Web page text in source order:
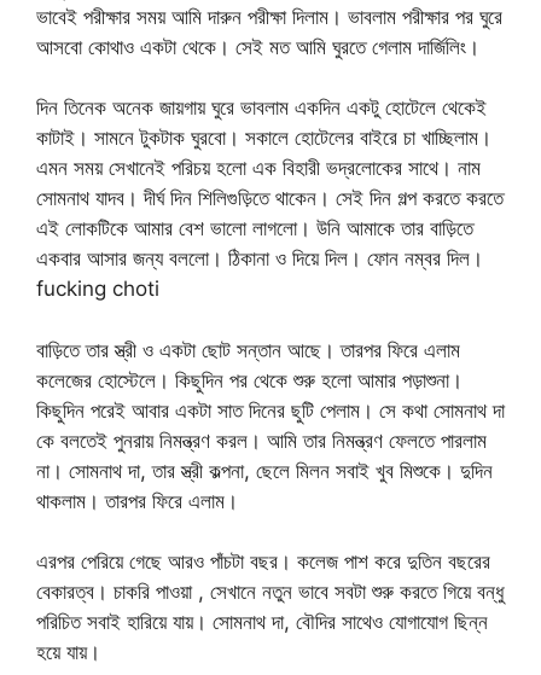
ভাবেই পরীক্ষার সময় আমি দারুন পরীক্ষা দিলাম। ভাবলাম পরীক্ষার পর ঘুরে
আসবো কোথাও একটা থেকে। সেই মত আমি ঘুরতে গেলাম দার্জিলিং।
দিন তিনেক অনেক জায়গায় ঘুরে ভাবলাম একদিন একটু হোটেলে থেকেই
কাটাই। সামনে টুকটাক ঘুরবো। সকালে হোটেলের বাইরে চা খাচ্ছিলাম।
এমন সময় সেখানেই পরিচয় হলো এক বিহারী ভদ্রলোকের সাথে। নাম
সোমনাথ যাদব। দীর্ঘ দিন শিলিগুড়িতে থাকেন। সেই দিন গল্প করতে করতে
এই লোকটিকে আমার বেশ ভালো লাগলো। উনি আমাকে তার বাড়িতে
একবার আসার জন্য বললো। ঠিকানা ও দিয়ে দিল। ফোন নম্বর দিল।
fucking choti
বাড়িতে তার স্ত্রী ও একটা ছোট সন্তান আছে। তারপর ফিরে এলাম
কলেজের হোস্টেলে। কিছুদিন পর থেকে শুরু হলো আমার পড়াশুনা।
কিছুদিন পরেই আবার একটা সাত দিনের ছুটি পেলাম। সে কথা সোমনাথ দা
কে বলতেই পুনরায় নিমন্ত্রণ করল। আমি তার নিমন্ত্রণ ফেলতে পারলাম
না। সোমনাথ দা, তার স্ত্রী কল্পনা, ছেলে মিলন সবাই খুব মিশুকে। দুদিন
থাকলাম। তারপর ফিরে এলাম।
এরপর পেরিয়ে গেছে আরও পাঁচটা বছর। কলেজ পাশ করে দুতিন বছরের
বেকারত্ব। চাকরি পাওয়া , সেখানে নতুন ভাবে সবটা শুরু করতে গিয়ে বন্ধু
পরিচিত সবাই হারিয়ে যায়। সোমনাথ দা, বৌদির সাথেও যোগাযোগ ছিন্ন
হয়ে যায়।